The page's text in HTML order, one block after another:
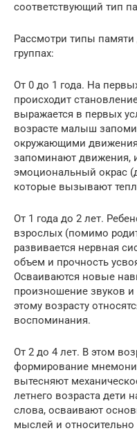
соответствующий тип
Рассмотри типы
группах:
От 0 до 1 года. На
происходит
выражается в первых
возрасте малыш
окружающими
запоминают движения,
эмоциональный окрас
которые вызывают
От 1 года до 2 лет.
взрослых (помимо
развивается нервная
объем и прочность
Осваиваются новые
произношение звуков
этому возрасту
воспоминания.
От 2 до 4 лет. В этом
формирование
вытесняют
летнего возраста дети
слова, осваивают
мыслей и относительно